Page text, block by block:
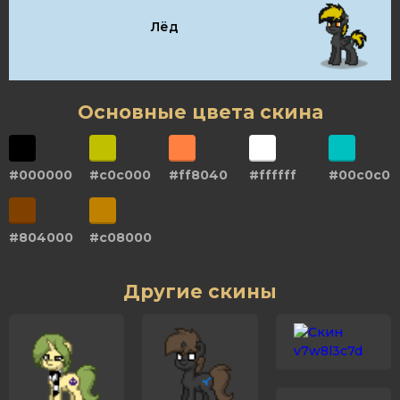
Лёд
Основные цвета скина
#000000 #c0c000 #ff8040 #ffffff #00c0c0
#804000 #c08000
Другие скины